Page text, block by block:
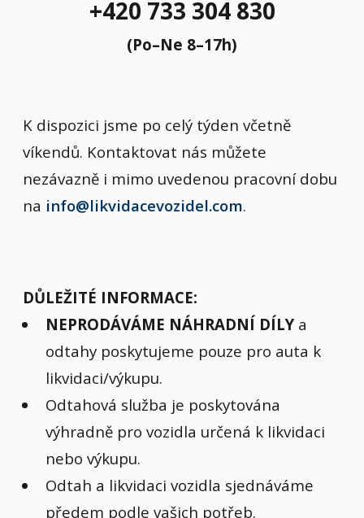
+420 733 304 830
(Po–Ne 8–17h)
K dispozici jsme po celý týden včetně
víkendů. Kontaktovat nás můžete
nezávazně i mimo uvedenou pracovní dobu
na info@likvidacevozidel.com.
DŮLEŽITÉ INFORMACE:
NEPRODÁVÁME NÁHRADNÍ DÍLYa
odtahy poskytujeme pouze pro auta k
likvidaci/výkupu.
Odtahová služba je poskytována
výhradně pro vozidla určená k likvidaci
nebo výkupu.
Odtah a likvidaci vozidla sjednáváme
předem podle vašich potřeb.